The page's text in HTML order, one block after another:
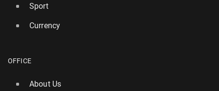
Sport
Currency
OFFICE
About Us